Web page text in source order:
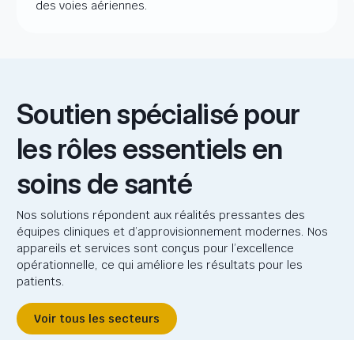
des voies aériennes.
Soutien spécialisé pour
les rôles essentiels en
soins de santé
Nos solutions répondent aux réalités pressantes des
équipes cliniques et d’approvisionnement modernes. Nos
appareils et services sont conçus pour l’excellence
opérationnelle, ce qui améliore les résultats pour les
patients.
Voir tous les secteurs